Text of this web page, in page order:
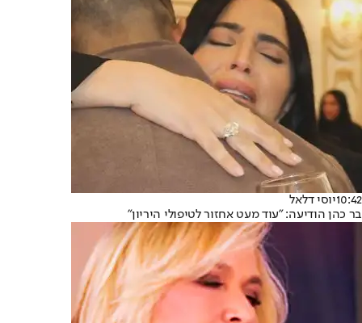
10:42יוסי דלאל
בר כהן הודיעה: "עוד מעט אחזור לטיפולי היריון"